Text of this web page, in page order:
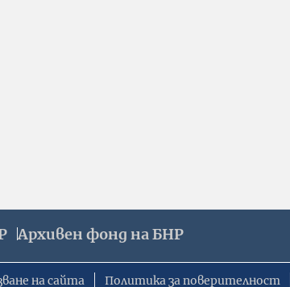
Архивен фонд на БНР
на сайта Политика за поверителност